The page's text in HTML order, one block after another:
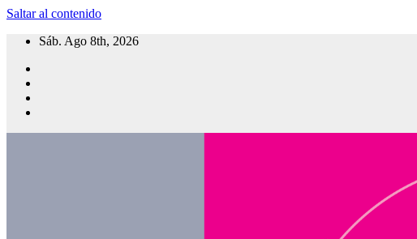
Saltar al contenido
Sáb. Ago 8th, 2026